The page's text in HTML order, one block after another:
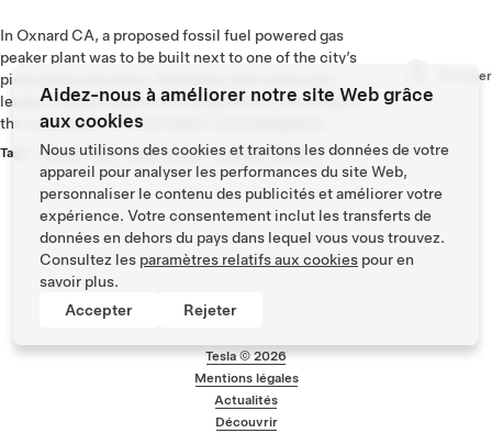
In Oxnard CA, a proposed fossil fuel powered gas
peaker plant was to be built next to one of the city’s
picturesque beaches. Residents and community
leaders lobbied against the proposition, resulting in
the installation of a 400 MWh Tesla Megapack.
Partager
Tags : Energy ,Solar,Solar Energy,V3 superchargers
Menu de bas de
Tesla ©2026
Mentions légales
Actualités
Découvrir
Aidez-nous à améliorer notre site Web grâce
aux cookies
Nous utilisons des cookies et traitons les données de votre
appareil pour analyser les performances du site Web,
personnaliser le contenu des publicités et améliorer votre
expérience. Votre consentement inclut les transferts de
données en dehors du pays dans lequel vous vous trouvez.
Consultez les paramètres relatifs aux cookies pour en
savoir plus.
Accepter
Rejeter